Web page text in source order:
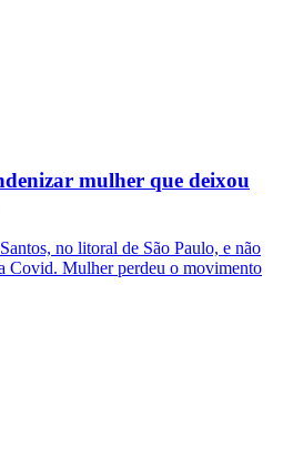
mulher que deixou
no litoral de São Paulo, e não
Covid. Mulher perdeu o movimento